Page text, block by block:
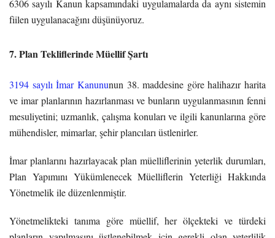
6306 sayılı Kanun kapsamındaki uygulamalarda da aynı sistemin
fiilen uygulanacağını düşünüyoruz.
7. Plan Tekliflerinde Müellif Şartı
3194 sayılı İmar Kanununun 38. maddesine göre halihazır harita
ve imar planlarının hazırlanması ve bunların uygulanmasının fenni
mesuliyetini; uzmanlık, çalışma konuları ve ilgili kanunlarına göre
mühendisler, mimarlar, şehir plancıları üstlenirler.
İmar planlarını hazırlayacak plan müelliflerinin yeterlik durumları,
Plan Yapımını Yükümlenecek Müelliflerin Yeterliği Hakkında
Yönetmelik ile düzenlenmiştir.
Yönetmelikteki tanıma göre müellif, her ölçekteki ve türdeki